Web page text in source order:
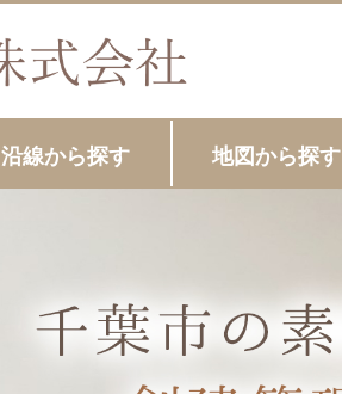
沿線から探す 地図から探す